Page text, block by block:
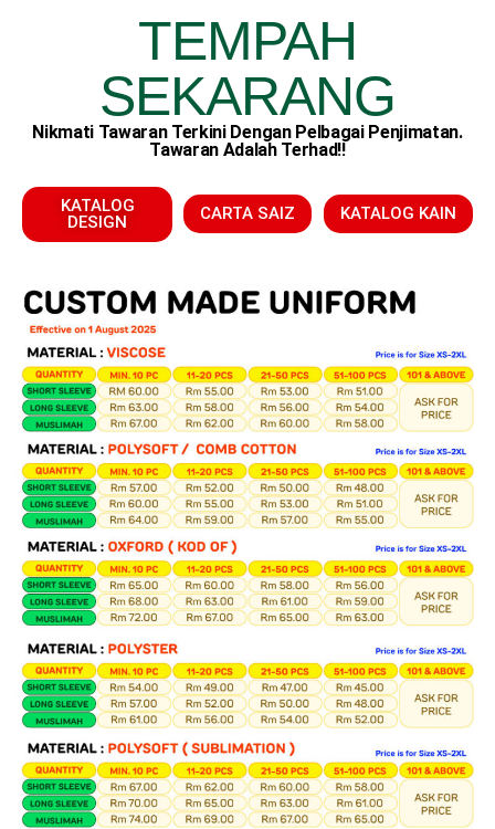
TEMPAH
SEKARANG
Nikmati Tawaran Terkini Dengan Pelbagai Penjimatan.
Tawaran Adalah Terhad!!
KATALOG
DESIGN
CARTA SAIZ KATALOG KAIN